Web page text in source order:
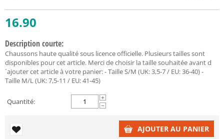
16.90
Description courte:
Chaussons haute qualité sous licence officielle. Plusieurs tailles sont
disponibles pour cet article. Merci de choisir la taille souhaitée avant d
´ajouter cet article à votre panier: - Taille S/M (UK: 3,5-7 / EU: 36-40) -
Taille M/L (UK: 7,5-11 / EU: 41-45)
Quantité:
+
−
AJOUTER AU PANIER